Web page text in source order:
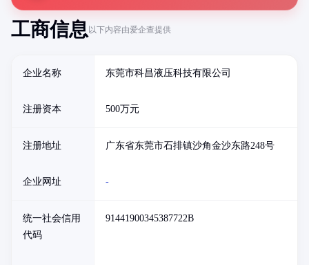
工商信息以下内容由爱企查提供
企业名称 东莞市科昌液压科技有限公司
注册资本 500万元
注册地址 广东省东莞市石排镇沙角金沙东路248号
企业网址 -
统一社会信用
代码
91441900345387722B